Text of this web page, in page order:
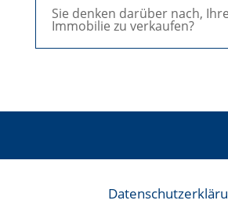
Sie denken darüber nach, Ihre
Immobilie zu verkaufen?